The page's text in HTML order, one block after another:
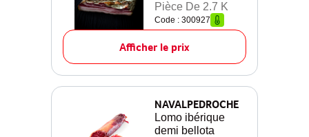
Pièce De 2.7 K
Code : 300927
Afficher le prix
NAVALPEDROCHE
Lomo ibérique
demi bellota